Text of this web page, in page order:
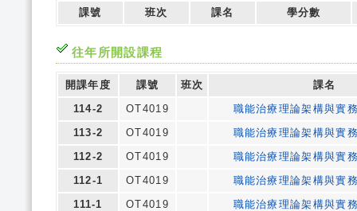
課號 班次 課名 學分數
往年所開設課程
開課年度 課號 班次
課名
114-2
OT4019
職能治療理論架構與實
113-2
OT4019
職能治療理論架構與實
112-2
OT4019
職能治療理論架構與實
112-1
OT4019
職能治療理論架構與實
111-1
OT4019
職能治療理論架構與實